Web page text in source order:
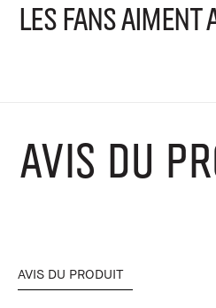
LES FANS AIMENT
AVIS DU
AVIS DU PRODUIT